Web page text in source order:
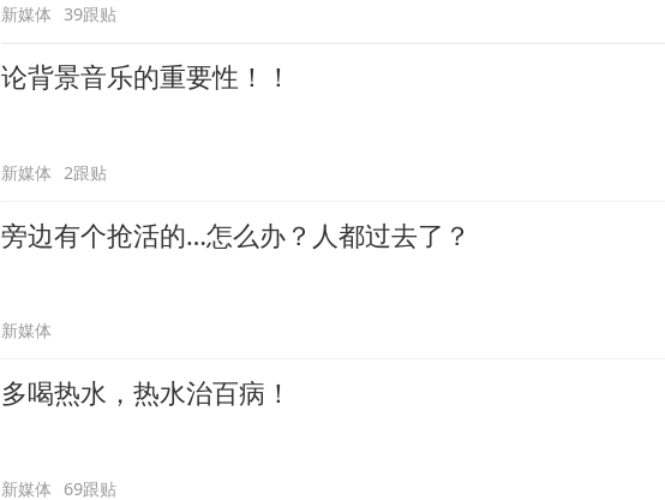
新媒体 39跟贴
论背景音乐的重要性！！
新媒体 2跟贴
旁边有个抢活的…怎么办？人都过去了？
新媒体
多喝热水，热水治百病！
新媒体 69跟贴